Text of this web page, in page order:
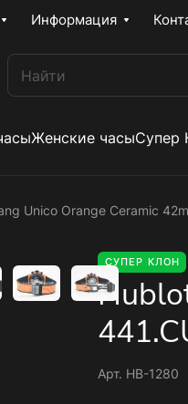
Информация
Женские часыСупер
Unico Orange Ceramic
СУПЕР КЛОН
Арт. HB-1280